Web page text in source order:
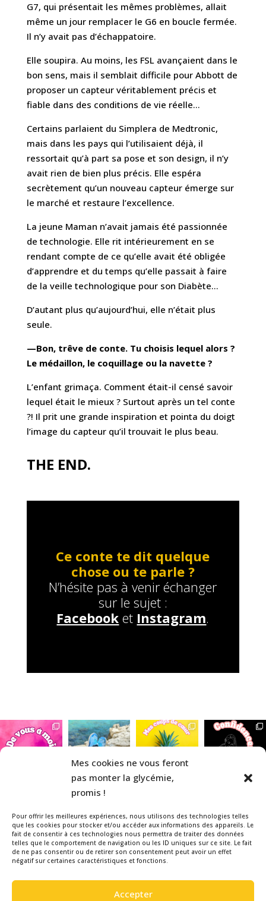
Mes cookies ne vous feront
pas monter la glycémie,
promis !
Pour offrir les meilleures expériences, nous utilisons des technologies telles
que les cookies pour stocker et/ou accéder aux informations des appareils. Le
fait de consentir à ces technologies nous permettra de traiter des données
telles que le comportement de navigation ou les ID uniques sur ce site. Le fait
de ne pas consentir ou de retirer son consentement peut avoir un effet
négatif sur certaines caractéristiques et fonctions.
Accepter
G7, qui présentait les mêmes problèmes, allait
même un jour remplacer le G6 en boucle fermée.
Il n’y avait pas d’échappatoire.
Elle soupira. Au moins, les FSL avançaient dans le
bon sens, mais il semblait difficile pour Abbott de
proposer un capteur véritablement précis et
fiable dans des conditions de vie réelle…
Certains parlaient du Simplera de Medtronic,
mais dans les pays qui l’utilisaient déjà, il
ressortait qu’à part sa pose et son design, il n’y
avait rien de bien plus précis. Elle espéra
secrètement qu’un nouveau capteur émerge sur
le marché et restaure l’excellence.
La jeune Maman n’avait jamais été passionnée
de technologie. Elle rit intérieurement en se
rendant compte de ce qu’elle avait été obligée
d’apprendre et du temps qu’elle passait à faire
de la veille technologique pour son Diabète…
D’autant plus qu’aujourd’hui, elle n’était plus
seule.
—Bon, trêve de conte. Tu choisis lequel alors ?
Le médaillon, le coquillage ou la navette ?
L’enfant grimaça. Comment était-il censé savoir
lequel était le mieux ? Surtout après un tel conte
?! Il prit une grande inspiration et pointa du doigt
l’image du capteur qu’il trouvait le plus beau.
THE END.
Ce conte te dit quelque
chose ou te parle ?
N’hésite pas à venir échanger
sur le sujet :
Facebook et Instagram.
Veuillez noter que la La Belle & le
Diabète est un blog indépendant,
réalisé bénévolement par une
patiente diabétique de type 1, pour